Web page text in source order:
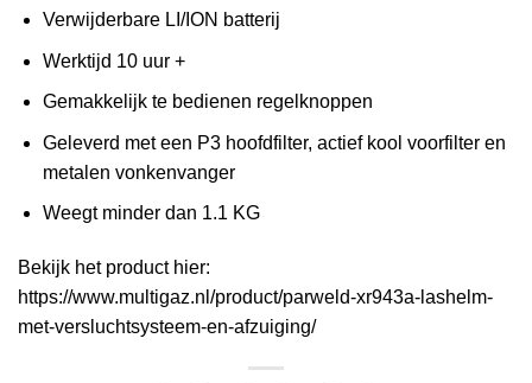
Verwijderbare LI/ION batterij
Werktijd 10 uur +
Gemakkelijk te bedienen regelknoppen
Geleverd met een P3 hoofdfilter, actief kool voorfilter en
metalen vonkenvanger
Weegt minder dan 1.1 KG
Bekijk het product hier:
https://www.multigaz.nl/product/parweld-xr943a-lashelm-
met-versluchtsysteem-en-afzuiging/